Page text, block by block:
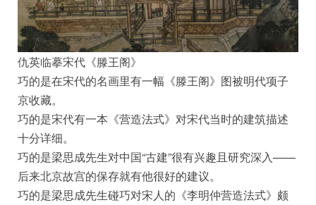
仇英临摹宋代《滕王阁》
巧的是在宋代的名画里有一幅《滕王阁》图被明代项子
京收藏。
巧的是宋代有一本《营造法式》对宋代当时的建筑描述
十分详细。
巧的是梁思成先生对中国“古建”很有兴趣且研究深入——
后来北京故宫的保存就有他很好的建议。
巧的是梁思成先生碰巧对宋人的《李明仲营造法式》颇